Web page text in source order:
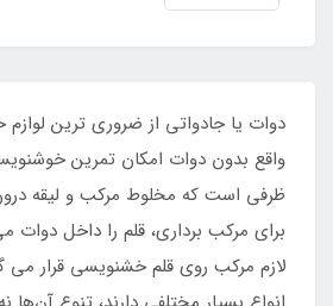
دوات یا جادواتی از ضروری ترین
واقع بدون دوات امکان تمرین
ظرفی است که مخلوط مرکب و لیقه درون
برای مرکب برداری، قلم را داخل دوات
لازم مرکب روی قلم خشنویسی قرار می